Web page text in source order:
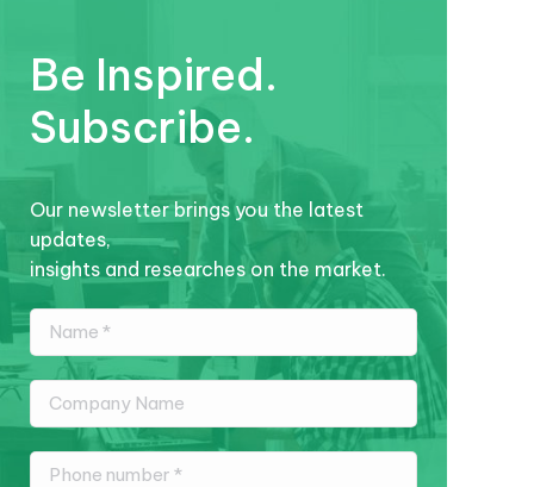
Be Inspired.
Subscribe.
Our newsletter brings you the latest
updates,
insights and researches on the market.